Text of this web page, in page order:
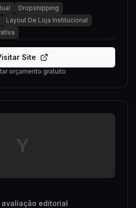
Dropshipping
Layout De Loja Institucional
Site
orçamento gratuito
Y
avaliação editorial